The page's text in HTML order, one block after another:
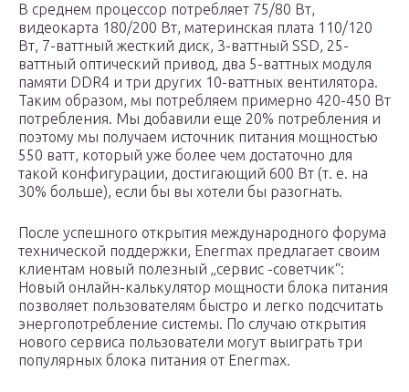
В среднем процессор потребляет 75/80 Вт,
видеокарта 180/200 Вт, материнская плата 110/120
Вт, 7-ваттный жесткий диск, 3-ваттный SSD, 25-
ваттный оптический привод, два 5-ваттных модуля
памяти DDR4 и три других 10-ваттных вентилятора.
Таким образом, мы потребляем примерно 420-450 Вт
потребления. Мы добавили еще 20% потребления и
поэтому мы получаем источник питания мощностью
550 ватт, который уже более чем достаточно для
такой конфигурации, достигающий 600 Вт (т. е. на
30% больше), если бы вы хотели бы разогнать.
После успешного открытия международного форума
технической поддержки, Enermax предлагает своим
клиентам новый полезный „сервис -советчик“:
Новый онлайн-калькулятор мощности блока питания
позволяет пользователям быстро и легко подсчитать
энергопотребление системы. По случаю открытия
нового сервиса пользователи могут выиграть три
популярных блока питания от Enermax.